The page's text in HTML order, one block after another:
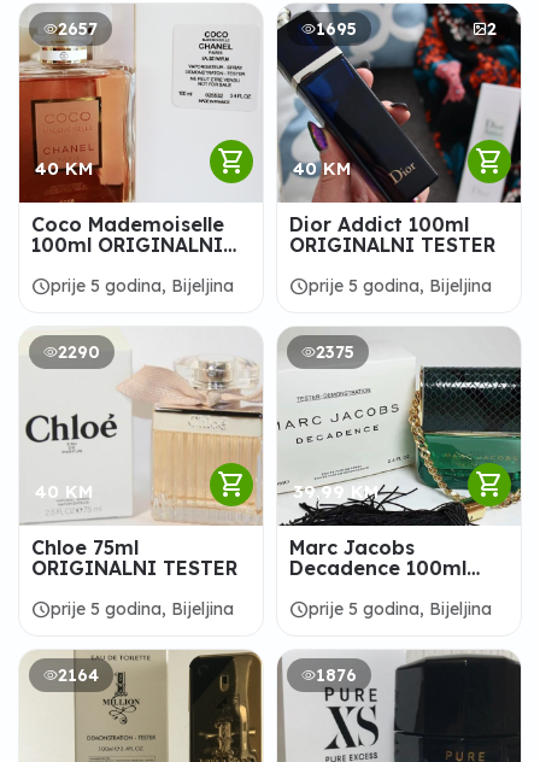
2657
40 KM shopping_cart
Coco Mademoiselle
100ml ORIGINALNI
scheduleprije 5 godina, Bijeljina
1695 2
40 KM shopping_cart
Dior Addict 100ml
ORIGINALNI TESTER
scheduleprije 5 godina, Bijeljina
2290
40 KM shopping_cart
Chloe 75ml
ORIGINALNI TESTER
scheduleprije 5 godina, Bijeljina
2375
39,99 KM shopping_cart
Marc Jacobs
Decadence 100ml
scheduleprije 5 godina, Bijeljina
2164 1876